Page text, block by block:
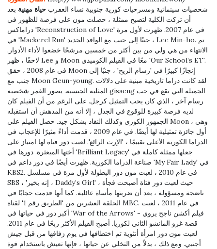
شخصيات سينمائية ومسرحيات كورية جنوبية نساء العقرب حياة مهنية بعد
أن تركت الكلية لتصبح ممثلة ، حصلت مون على فرصة للظهور في
دراماكس 'Reconstruction of Love' في عام 2007. ظهرت لأول مرة
في 'Mackerel Run' جنبًا إلى جنب مع الوافد الجديد ، Lee Min-ho. تم
الانتهاء من هي ولي من بين أكثر من خمسين مرشحًا خضعوا لأداء الأدوار.
لاحقًا ، ظهر Lee و Moon معًا في الفيلم الكوميدي 'Our School’s ET'.
في عام 2008 ، حقق Moon إنجازًا كبيرًا في 'رسام الريح' ، جنبًا إلى
جنب مع Moon Geun-young. لقد كانت دراما تاريخية مبنية على دلالات
المثلية الجنسية. يصور القمر شخصية gisaeng الجميلة التي تقع في حب
رسام آخر ، الذي كان يحب التمثيل كرجل. على الرغم من أن الفيلم كان
لديه فرصة كبيرة للوقوع في الجدل ، إلا أنه من المدهش أن استقبله
الجمهور الكوري وكذلك النقاد بشكل جيد. حصل الفيلم على Moon ، وهي
أول جائزة تمثيلية لها أيضًا. في عام 2009 ، قدمت أداءً مثيرًا للإعجاب في
الدراما الكورية الأعلى تقييمًا ، 'الإرث الرائع'. لعبت دور فتاة لها امتياز على
أختها المبعثرة. دورها في 'Brilliant Legacy' جعلها ممثلة كاملة في
صناعة الدراما الكورية. ظهرت أيضًا في دور داعم في 'My Fair Lady' في
KBS2. في عام 2010 ، لعبت مون دور البطولة لأول مرة في مسلسل
SBS ، 'إنه بخير ، Daddy’s Girl' ، حيث لعبت دور فتاة أصبحت فجأة
ناضجة ومسؤولة ، بعد أن ضربتها مأساة عائلية. كما أنها قدمت حجابًا في
الحلقة العشرين من 'الطريق رقم 1' لقناة MBC. في عام 2011 ، لعبت
أكبر دور في حياتها في 'War of the Arrows' - فيلم أكشن ناجح يروي
قصة غزو المانشو الثاني لكوريا. أصبح الفيلم الأكثر ربحًا في عام 2011.
لعبت مون دور امرأة أنثوية تم اختطافها في يوم زفافها من قبل جيش
أجنبي. ومع ذلك ، بدلاً من التخلي عن حياتها ، فإنها تعيش باستخدام قوة